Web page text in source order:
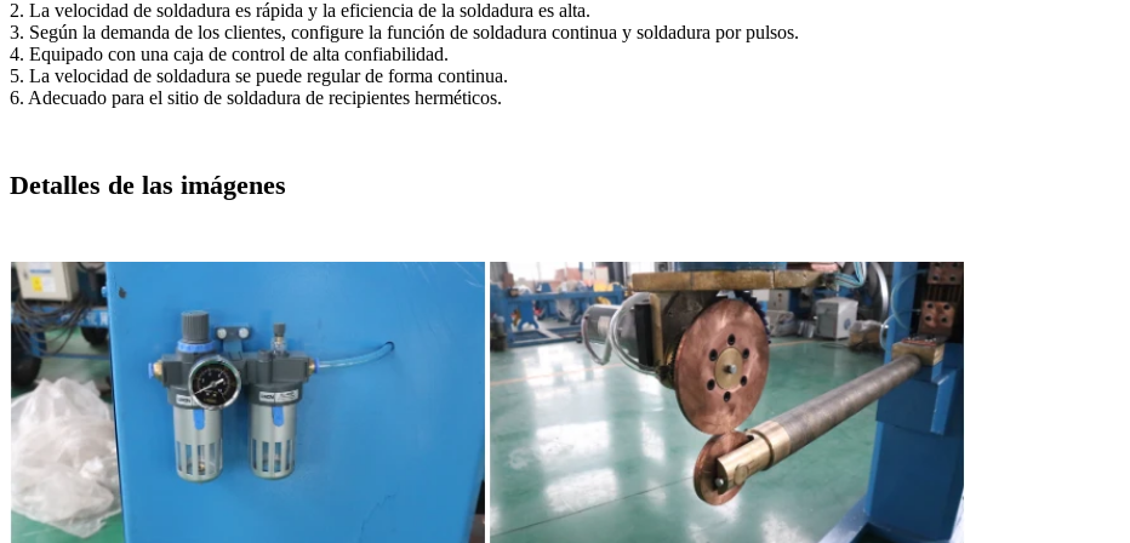
2. La velocidad de soldadura es rápida y la eficiencia de la soldadura es alta.
3. Según la demanda de los clientes, configure la función de soldadura continua y soldadura por pulsos.
4. Equipado con una caja de control de alta confiabilidad.
5. La velocidad de soldadura se puede regular de forma continua.
6. Adecuado para el sitio de soldadura de recipientes herméticos.
Detalles de las imágenes